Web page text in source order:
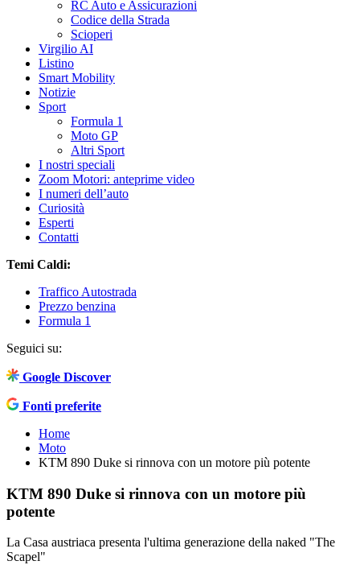
RC Auto e Assicurazioni
Codice della Strada
Scioperi
Virgilio AI
Listino
Smart Mobility
Notizie
Sport
Formula 1
Moto GP
Altri Sport
I nostri speciali
Zoom Motori: anteprime video
I numeri dell’auto
Curiosità
Esperti
Contatti
Temi Caldi:
Traffico Autostrada
Prezzo benzina
Formula 1
Seguici su:
Google Discover
Fonti preferite
Home
Moto
KTM 890 Duke si rinnova con un motore più potente
KTM 890 Duke si rinnova con un motore più
potente
La Casa austriaca presenta l'ultima generazione della naked "The
Scapel"